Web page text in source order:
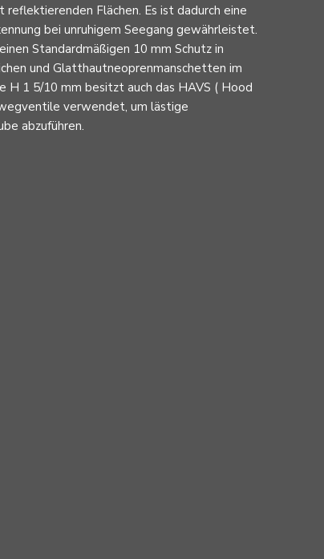
Flächen. Es ist dadurch eine
bei unruhigem Seegang gewährleistet.
Standardmäßigen 10 mm Schutz in
und Glatthautneoprenmanschetten im
H 1 5/10 mm besitzt auch das HAVS ( Hood
verwendet, um lästige
abzuführen.